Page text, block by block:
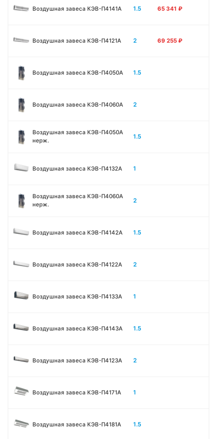
Воздушная завеса КЭВ-П4141A 1.5 65 341 ₽
Воздушная завеса КЭВ-П4121A 2 69 255 ₽
Воздушная завеса КЭВ-П4050A 1.5
Воздушная завеса КЭВ-П4060A 2
Воздушная завеса КЭВ-П4050A
нерж.
1.5
Воздушная завеса КЭВ-П4132A 1
Воздушная завеса КЭВ-П4060A
нерж.
2
Воздушная завеса КЭВ-П4142A 1.5
Воздушная завеса КЭВ-П4122A 2
Воздушная завеса КЭВ-П4133A 1
Воздушная завеса КЭВ-П4143A 1.5
Воздушная завеса КЭВ-П4123A 2
Воздушная завеса КЭВ-П4171A 1
Воздушная завеса КЭВ-П4181A 1.5